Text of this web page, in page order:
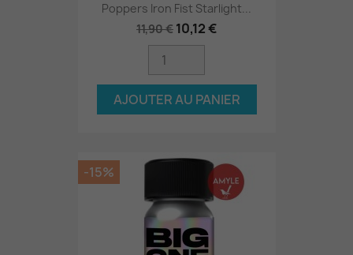
Poppers Iron Fist Starlight...
11,90 € 10,12 €
AJOUTER AU PANIER
-15%